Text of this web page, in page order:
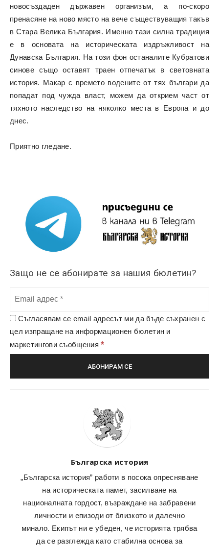
новосъздаден държавен организъм, а по-скоро
пренасяне на ново място на вече съществуващия такъв
в Стара Велика България. Именно тази силна традиция
е в основата на историческата издръжливост на
Дунавска България. На този фон останалите Кубратови
синове също оставят траен отпечатък в световната
история. Макар с времето водените от тях българи да
попадат под чужда власт, можем да открием част от
тяхното наследство на няколко места в Европа и до
днес.
Приятно гледане.
Защо не се абонирате за нашия бюлетин?
Съгласявам се email адресът ми да бъде съхранен с
цел изпращане на информационен бюлетин и
маркетингови съобщения*
Българска история
„Българска история” работи в посока опресняване
на историческата памет, засилване на
националната гордост, възраждане на забравени
личности и епизоди от близкото и далечно
минало. Екипът ни е убеден, че историята трябва
да се разглежда като стабилна основа за